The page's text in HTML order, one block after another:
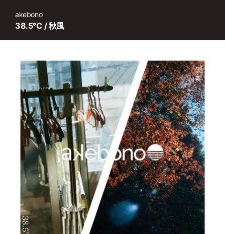
38.5℃ / 秋風
akebono